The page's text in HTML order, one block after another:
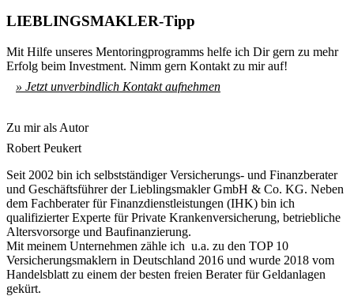
LIEBLINGSMAKLER-Tipp
Mit Hilfe unseres Mentoringprogramms helfe ich Dir gern zu mehr
Erfolg beim Investment. Nimm gern Kontakt zu mir auf!
» Jetzt unverbindlich Kontakt aufnehmen
Zu mir als Autor
Robert Peukert
Seit 2002 bin ich selbstständiger Versicherungs- und Finanzberater
und Geschäftsführer der Lieblingsmakler GmbH & Co. KG. Neben
dem Fachberater für Finanzdienstleistungen (IHK) bin ich
qualifizierter Experte für Private Krankenversicherung, betriebliche
Altersvorsorge und Baufinanzierung.
Mit meinem Unternehmen zähle ich u.a. zu den TOP 10
Versicherungsmaklern in Deutschland 2016 und wurde 2018 vom
Handelsblatt zu einem der besten freien Berater für Geldanlagen
gekürt.